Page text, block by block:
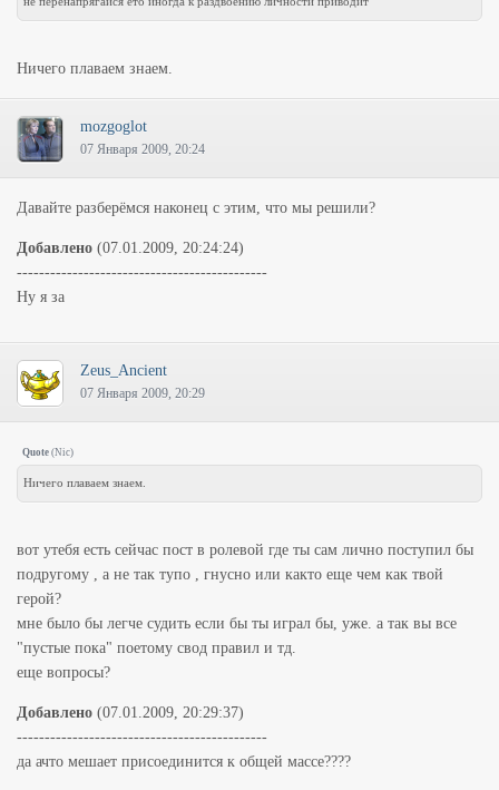
Ничего плаваем знаем.
mozgoglot
07 Января 2009, 20:24
Давайте разберёмся наконец с этим, что мы решили?
Добавлено (07.01.2009, 20:24:24)
---------------------------------------------
Ну я за
Zeus_Ancient
07 Января 2009, 20:29
Quote (Nic)
Ничего плаваем знаем.
вот утебя есть сейчас пост в ролевой где ты сам лично поступил бы
подругому , а не так тупо , гнусно или както еще чем как твой
герой?
мне было бы легче судить если бы ты играл бы, уже. а так вы все
"пустые пока" поетому свод правил и тд.
еще вопросы?
Добавлено (07.01.2009, 20:29:37)
---------------------------------------------
да ачто мешает присоединится к общей массе????